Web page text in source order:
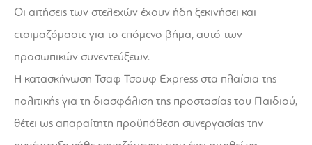
Οι αιτήσεις των στελεχών έχουν ήδη ξεκινήσει και
ετοιμαζόμαστε για το επόμενο βήμα, αυτό των
προσωπικών συνεντεύξεων.
Η κατασκήνωση Τσαφ Τσουφ Express στα πλαίσια της
πολιτικής για τη διασφάλιση της προστασίας του Παιδιού,
θέτει ως απαραίτητη προϋπόθεση συνεργασίας την